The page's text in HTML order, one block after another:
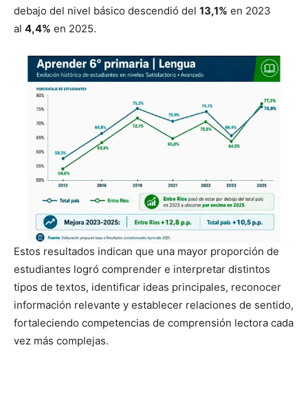
debajo del nivel básico descendió del 13,1% en 2023
al 4,4% en 2025.
Estos resultados indican que una mayor proporción de
estudiantes logró comprender e interpretar distintos
tipos de textos, identificar ideas principales, reconocer
información relevante y establecer relaciones de sentido,
fortaleciendo competencias de comprensión lectora cada
vez más complejas.